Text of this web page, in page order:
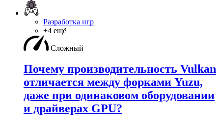
Разработка игр
+4 ещё
Сложный
Почему производительность Vulkan
отличается между форками Yuzu,
даже при одинаковом оборудовании
и драйверах GPU?